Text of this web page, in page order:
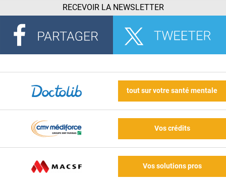
RECEVOIR LA NEWSLETTER
tout sur votre santé mentale
Vos crédits
Vos solutions pros